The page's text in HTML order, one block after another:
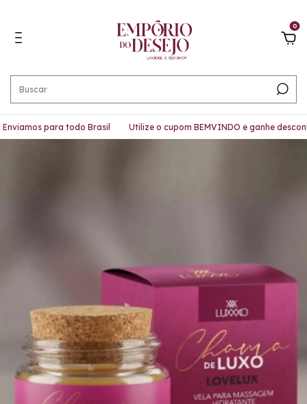
0
para todo Brasil Utilize o cupom BEMVINDO e ganhe